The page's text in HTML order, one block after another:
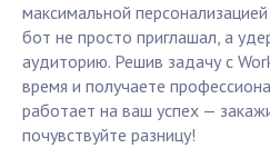
максимальной
бот не просто приглашал, а
аудиторию. Решив задачу с
время и получаете
работает на ваш успех —
почувствуйте разницу!